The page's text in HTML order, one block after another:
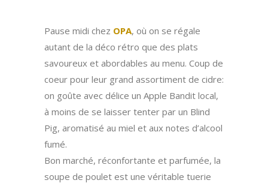
Pause midi chez OPA, où on se régale
autant de la déco rétro que des plats
savoureux et abordables au menu. Coup de
coeur pour leur grand assortiment de cidre:
on goûte avec délice un Apple Bandit local,
à moins de se laisser tenter par un Blind
Pig, aromatisé au miel et aux notes d’alcool
fumé.
Bon marché, réconfortante et parfumée, la
soupe de poulet est une véritable tuerie